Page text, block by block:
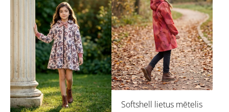
Softshell lietus mētelis